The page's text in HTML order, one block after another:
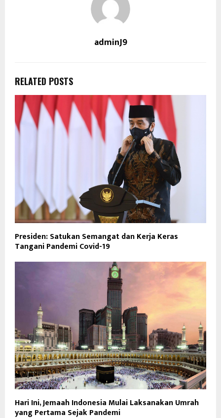
adminJ9
RELATED POSTS
Presiden: Satukan Semangat dan Kerja Keras
Tangani Pandemi Covid-19
Hari Ini, Jemaah Indonesia Mulai Laksanakan Umrah
yang Pertama Sejak Pandemi